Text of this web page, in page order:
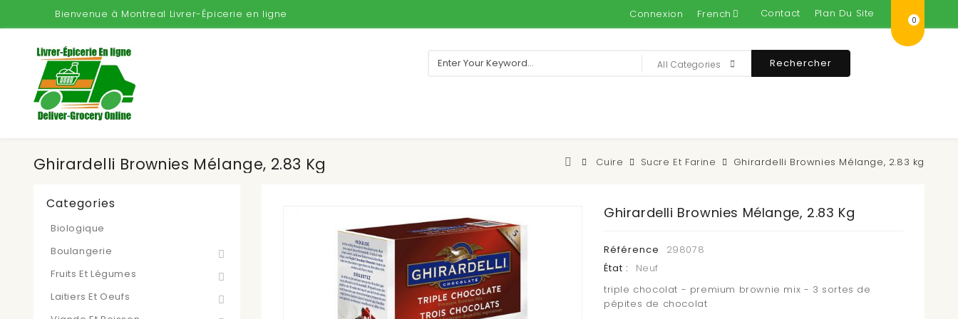
Contact Plan Du Site
French
Bienvenue à Montreal Livrer-Épicerie en ligne Connexion 0
All Categories Rechercher
Ghirardelli Brownies Mélange, 2.83 Kg Cuire Sucre Et Farine Ghirardelli Brownies Mélange, 2.83 kg
Categories
Biologique
Boulangerie
Fruits Et Légumes
Laitiers Et Oeufs
Ghirardelli Brownies Mélange, 2.83 Kg
Référence
298078
État :
Neuf
triple chocolat - premium brownie mix - 3 sortes de
pépites de chocolat